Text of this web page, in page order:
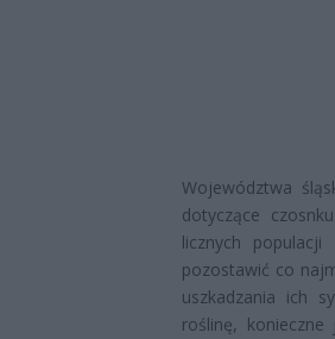
Województwa
dotyczące
licznych
pozostawić co
uszkadzania ich
roślinę, konieczne